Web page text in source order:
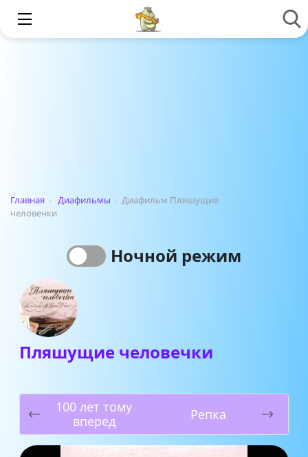
Главная › Диафильмы › Диафильм Пляшущие
человечки
Ночной режим
Пляшущие человечки
100 лет тому
вперед
Репка